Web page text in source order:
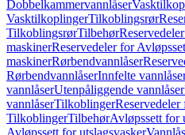
Dobbelkammervannlåser
VasktilkoplingerTilkoblingsrør
TilkoblingsrørTilbehør
maskinerReservedeler for
maskinerRørbendvannlåser
RørbendvannlåserInnfelte
vannlåserUtenpåliggende vannlåser
vannlåserTilkoblingerReservedeler
TilkoblingerTilbehørAvløpssett for
Avløpssett for utslagsvasker